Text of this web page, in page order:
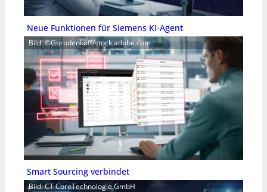
Neue Funktionen für Siemens KI-Agent
Bild: ©Gorodenkoff/stock.adobe.com
Smart Sourcing verbindet
Bild: CT CoreTechnologie GmbH